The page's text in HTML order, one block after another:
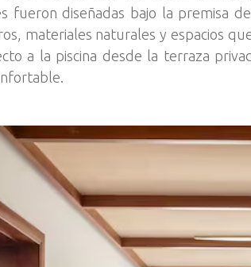
fueron diseñadas bajo la premisa
materiales naturales y espacios
a la piscina desde la terraza